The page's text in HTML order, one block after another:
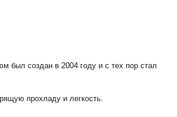
был создан в 2004 году и с тех пор стал
прохладу и легкость.